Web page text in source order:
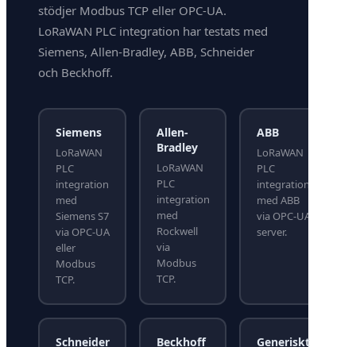
stödjer Modbus TCP eller OPC-UA.
LoRaWAN PLC integration har testats med
Siemens, Allen-Bradley, ABB, Schneider
och Beckhoff.
Siemens
LoRaWAN
PLC
integration
med
Siemens S7
via OPC-UA
eller
Modbus
TCP.
Allen-
Bradley
LoRaWAN
PLC
integration
med
Rockwell
via
Modbus
TCP.
ABB
LoRaWAN
PLC
integration
med ABB
via OPC-UA
server.
Schneider Beckhoff
Generiskt